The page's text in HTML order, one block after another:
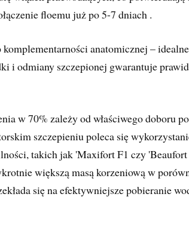
floemu już po 5-7 dniach .
anatomicznej – idealne
i odmiany szczepionej gwarantuje
w 70% zależy od właściwego doboru
szczepieniu poleca się
takich jak 'Maxifort F1 czy 'Beaufort
większą masą korzeniową w
się na efektywniejsze pobieranie